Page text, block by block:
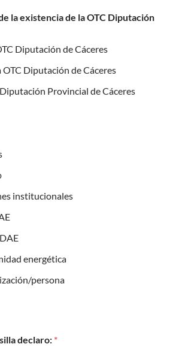
la existencia de la OTC Diputación
Diputación de Cáceres
OTC Diputación de Cáceres
Provincial de Cáceres
institucionales
energética
persona
declaro: *